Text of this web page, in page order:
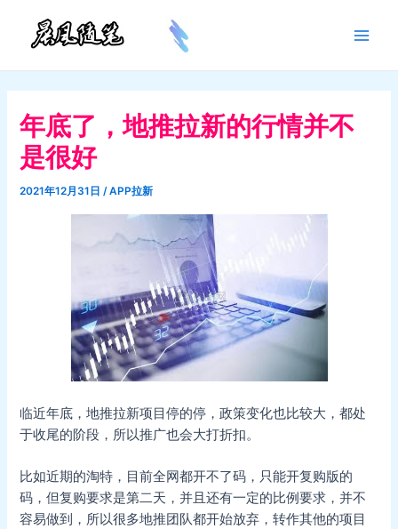
容
年底了，地推拉新的行情并不
是很好
2021年12月31日/APP拉新
临近年底，地推拉新项目停的停，政策变化也比较大，都处
于收尾的阶段，所以推广也会大打折扣。
比如近期的淘特，目前全网都开不了码，只能开复购版的
码，但复购要求是第二天，并且还有一定的比例要求，并不
容易做到，所以很多地推团队都开始放弃，转作其他的项目